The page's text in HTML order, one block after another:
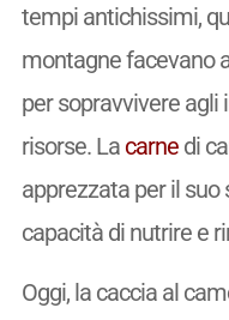
tempi antichissimi,
montagne facevano
per sopravvivere agli
risorse. La carnedi
apprezzata per il suo
capacità di nutrire e
Oggi, la caccia al